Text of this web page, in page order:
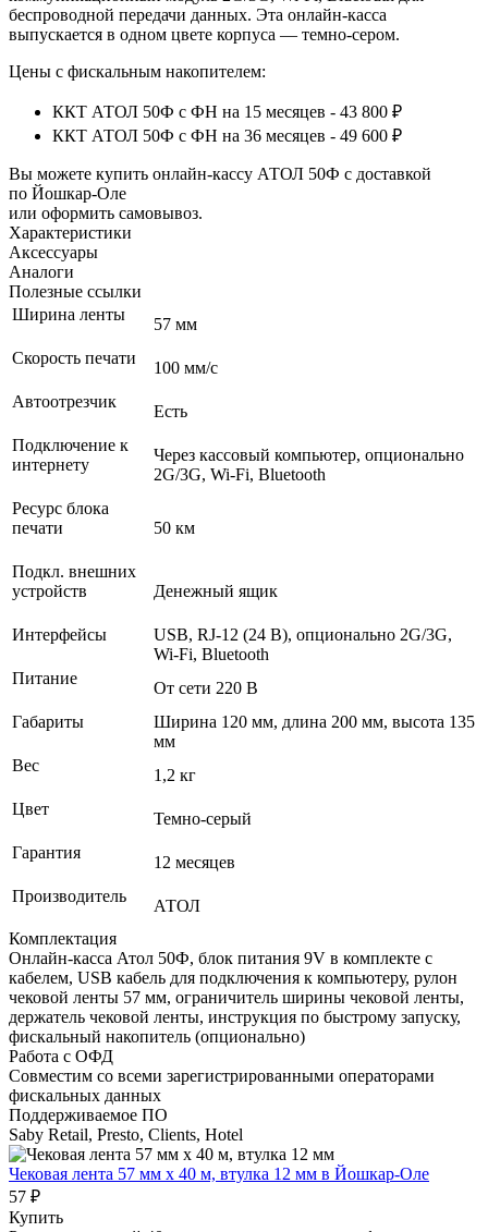
беспроводной передачи данных. Эта онлайн-касса
выпускается в одном цвете корпуса — темно-сером.
Цены с фискальным накопителем:
ККТ АТОЛ 50Ф с ФН на 15 месяцев - 43 800 ₽
ККТ АТОЛ 50Ф с ФН на 36 месяцев - 49 600 ₽
Вы можете купить онлайн‑кассу АТОЛ 50Ф с доставкой
по Йошкар-Оле
или оформить самовывоз.
Характеристики
Аксессуары
Аналоги
Полезные ссылки
Ширина ленты
57 мм
Скорость печати
100 мм/с
Автоотрезчик
Есть
Подключение к
интернету
Через кассовый компьютер, опционально
2G/3G, Wi-Fi, Bluetooth
Ресурс блока
печати
50 км
Подкл. внешних
устройств
Денежный ящик
Интерфейсы
USB, RJ-12 (24 В), опционально 2G/3G,
Wi-Fi, Bluetooth
Питание
От сети 220 В
Габариты
Ширина 120 мм, длина 200 мм, высота 135
мм
Вес
1,2 кг
Цвет
Темно-серый
Гарантия
12 месяцев
Производитель
АТОЛ
Комплектация
Онлайн-касса Атол 50Ф, блок питания 9V в комплекте с
кабелем, USB кабель для подключения к компьютеру, рулон
чековой ленты 57 мм, ограничитель ширины чековой ленты,
держатель чековой ленты, инструкция по быстрому запуску,
фискальный накопитель (опционально)
Работа с ОФД
Совместим со всеми зарегистрированными операторами
фискальных данных
Поддерживаемое ПО
Saby Retail, Presto, Clients, Hotel
Чековая лента 57 мм x 40 м, втулка 12 мм в Йошкар-Оле
57 ₽
Купить